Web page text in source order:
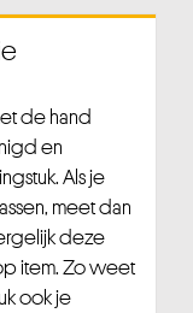
de hand
en
Als je
meet dan
deze
item. Zo weet
ook je